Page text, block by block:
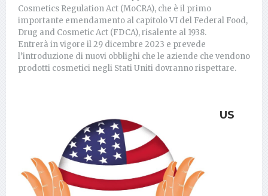
Cosmetics Regulation Act (MoCRA), che è il primo
importante emendamento al capitolo VI del Federal Food,
Drug and Cosmetic Act (FDCA), risalente al 1938.
Entrerà in vigore il 29 dicembre 2023 e prevede
l’introduzione di nuovi obblighi che le aziende che vendono
prodotti cosmetici negli Stati Uniti dovranno rispettare.
US